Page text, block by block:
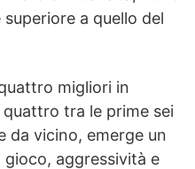
a quello del
migliori in
tra le prime sei
da vicino, emerge un
aggressività e